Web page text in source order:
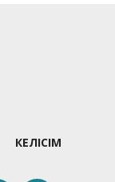
КЕЛІСІМ